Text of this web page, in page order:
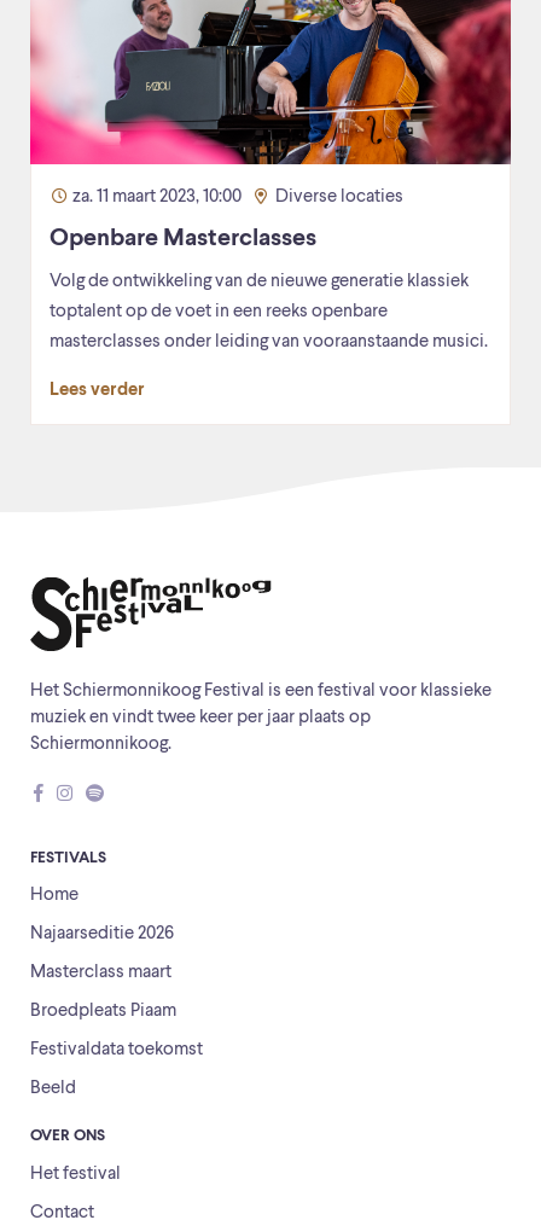
za. 11 maart 2023, 10:00 Diverse locaties
Openbare Masterclasses
Volg de ontwikkeling van de nieuwe generatie klassiek
toptalent op de voet in een reeks openbare
masterclasses onder leiding van vooraanstaande musici.
Lees verder
Het Schiermonnikoog Festival is een festival voor klassieke
muziek en vindt twee keer per jaar plaats op
Schiermonnikoog.
FESTIVALS
Home
Najaarseditie 2026
Masterclass maart
Broedpleats Piaam
Festivaldata toekomst
Beeld
OVER ONS
Het festival
Contact